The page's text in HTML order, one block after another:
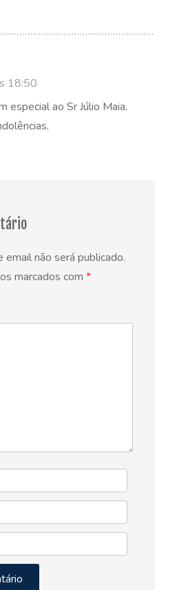
18:50
especial ao Sr Júlio Maia,
email não será publicado.
marcados com *